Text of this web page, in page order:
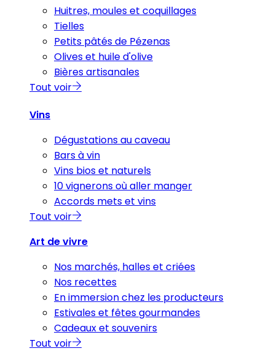
Huitres, moules et coquillages
Tielles
Petits pâtés de Pézenas
Olives et huile d'olive
Bières artisanales
Tout voir
Vins
Dégustations au caveau
Bars à vin
Vins bios et naturels
10 vignerons où aller manger
Accords mets et vins
Tout voir
Art de vivre
Nos marchés, halles et criées
Nos recettes
En immersion chez les producteurs
Estivales et fêtes gourmandes
Cadeaux et souvenirs
Tout voir